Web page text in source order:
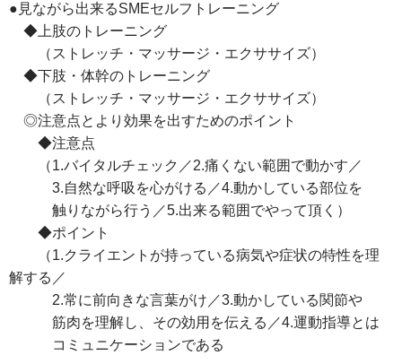
●見ながら出来るSMEセルフトレーニング
◆上肢のトレーニング
（ストレッチ・マッサージ・エクササイズ）
◆下肢・体幹のトレーニング
（ストレッチ・マッサージ・エクササイズ）
◎注意点とより効果を出すためのポイント
◆注意点
（1.バイタルチェック／2.痛くない範囲で動かす／
3.自然な呼吸を心がける／4.動かしている部位を
触りながら行う／5.出来る範囲でやって頂く）
◆ポイント
（1.クライエントが持っている病気や症状の特性を理
解する／
2.常に前向きな言葉がけ／3.動かしている関節や
筋肉を理解し、その効用を伝える／4.運動指導とは
コミュニケーションである